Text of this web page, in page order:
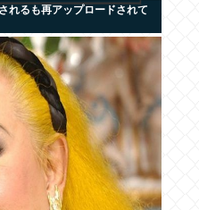
れるも再アップロードされて